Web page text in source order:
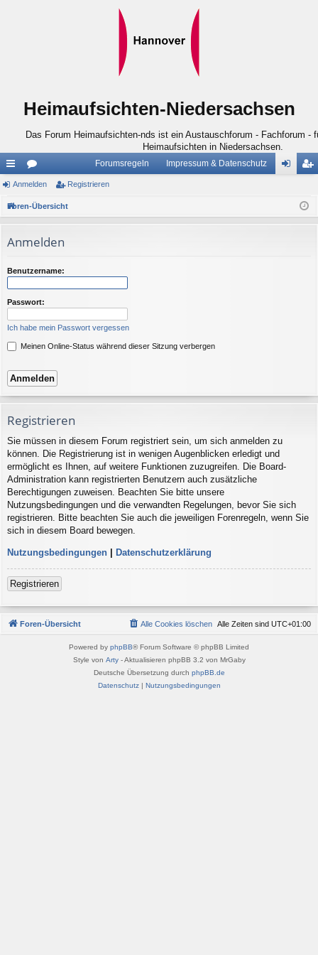
Heimaufsichten-Niedersachsen
Das Forum Heimaufsichten-nds ist ein Austauschforum - Fachforum -
Heimaufsichten in Niedersachsen.
ch
ne
ug
riff
or
en
Forumsregeln Impressum & Datenschutz
ist
Anmelden Registrieren
Foren-Übersicht
Anmelden
Benutzername:
Passwort:
Ich habe mein Passwort vergessen
Meinen Online-Status während dieser Sitzung verbergen
Registrieren
Sie müssen in diesem Forum registriert sein, um sich anmelden zu
können. Die Registrierung ist in wenigen Augenblicken erledigt und
ermöglicht es Ihnen, auf weitere Funktionen zuzugreifen. Die Board-
Administration kann registrierten Benutzern auch zusätzliche
Berechtigungen zuweisen. Beachten Sie bitte unsere
Nutzungsbedingungen und die verwandten Regelungen, bevor Sie sich
registrieren. Bitte beachten Sie auch die jeweiligen Forenregeln, wenn Sie
sich in diesem Board bewegen.
Nutzungsbedingungen | Datenschutzerklärung
Registrieren
Foren-Übersicht Alle Zeiten sind UTC+01:00
Alle Cookies löschen
Powered by phpBB® Forum Software © phpBB Limited
Style von Arty- Aktualisieren phpBB 3.2 von MrGaby
Deutsche Übersetzung durch phpBB.de
Datenschutz| Nutzungsbedingungen